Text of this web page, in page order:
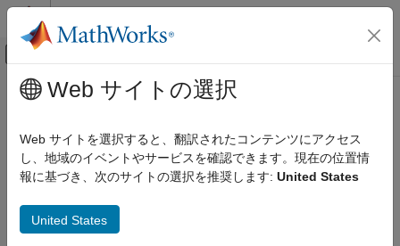
コンテンツへスキップ
オフキャンバス ナビゲーション メ
ドキュメンテーションのホーム
カテゴリ
Simulink Desktop Real-Time
Get Started with Simulink Desktop Real-
Time
メインコンテンツ
How useful was this information?
Web サイトの選択
Web サイトを選択すると、翻訳されたコンテンツにアクセス
し、地域のイベントやサービスを確認できます。現在の位置情
報に基づき、次のサイトの選択を推奨します: United States
United States